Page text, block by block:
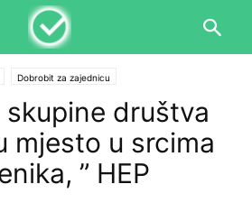
Dobrobit za zajednicu
skupine društva
mjesto u srcima
” HEP